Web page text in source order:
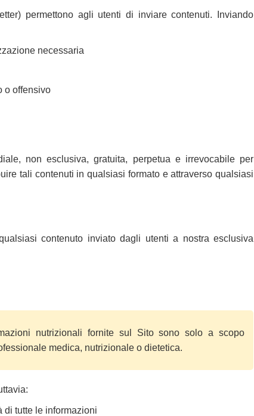
permettono agli utenti di inviare contenuti. Inviando
necessaria
o offensivo
non esclusiva, gratuita, perpetua e irrevocabile per
tali contenuti in qualsiasi formato e attraverso qualsiasi
contenuto inviato dagli utenti a nostra esclusiva
nutrizionali fornite sul Sito sono solo a scopo
medica, nutrizionale o dietetica.
di tutte le informazioni